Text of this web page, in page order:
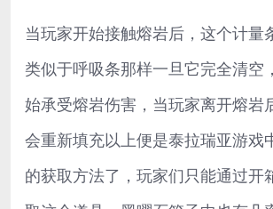
当玩家开始接触熔岩后，这个计量
类似于呼吸条那样一旦它完全清空
始承受熔岩伤害，当玩家离开熔岩
会重新填充以上便是泰拉瑞亚游戏
的获取方法了，玩家们只能通过开